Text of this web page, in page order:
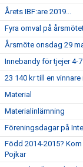
Årets IBF:are 2019...
Fyra omval på
Årsmöte onsdag 29
Innebandy för tjejer 4-
23 140 kr till en
Material
Materialinlämning
Föreningsdagar på
Född 2014-2015?
Pojkar